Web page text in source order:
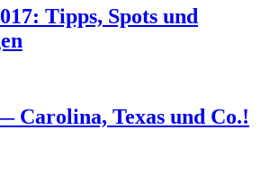
Tipps, Spots und
Carolina, Texas und Co.!